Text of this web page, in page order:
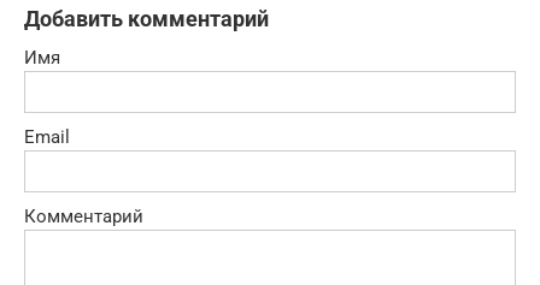
Добавить комментарий
Имя
Email
Комментарий